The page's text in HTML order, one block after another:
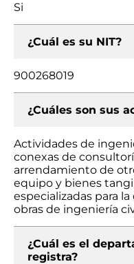
Si
¿Cuál es su NIT?
900268019
¿Cuáles son sus
Actividades de
conexas de
arrendamiento de
equipo y bienes
especializadas para
obras de ingeniería
¿Cuál es el
registra?